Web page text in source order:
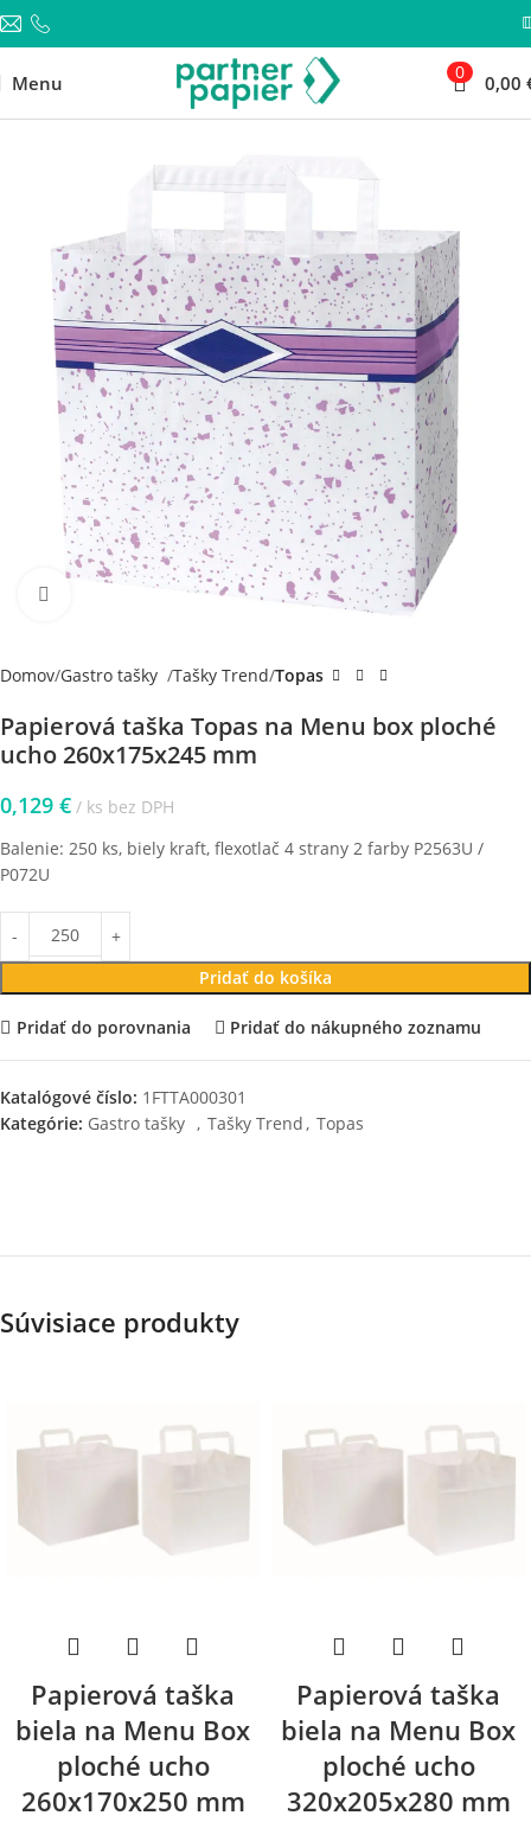
Menu 0 0,00
Klikni pre zväčšenie
Domov Gastro tašky Tašky Trend Topas
Papierová taška Topas na Menu box ploché
ucho 260x175x245 mm
0,129 €
ks bez DPH
Balenie: 250 ks, biely kraft, flexotlač 4 strany 2 farby P2563U /
P072U
Pridať do košíka
Pridať do porovnania Pridať do nákupného zoznamu
Katalógové číslo: 1FTTA000301
Kategórie: Gastro tašky , Tašky Trend, Topas
Súvisiace produkty
Papierová taška
biela na Menu Box
ploché ucho
260x170x250 mm
Papierová taška
biela na Menu Box
ploché ucho
320x205x280 mm